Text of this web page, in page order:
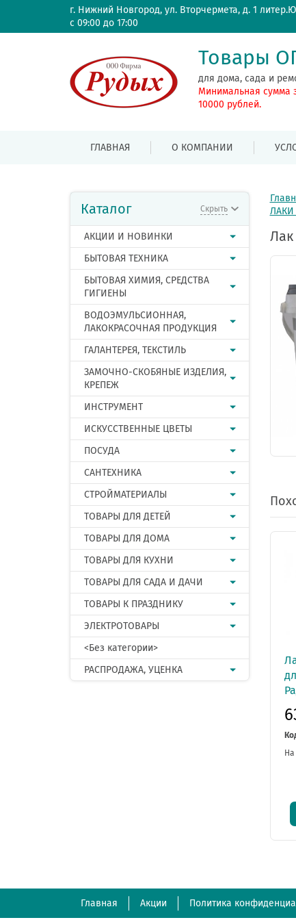
г. Нижний Новгород, ул. Вторчермета, д. 1 литер.Ю
с 09:00 до 17:00
Товары
для дома, сада и
Минимальная сумма
10000 рублей.
ГЛАВНАЯ О КОМПАНИИ
Каталог Скрыть
АКЦИИ И НОВИНКИ
БЫТОВАЯ ТЕХНИКА
БЫТОВАЯ ХИМИЯ, СРЕДСТВА
ГИГИЕНЫ
ВОДОЭМУЛЬСИОННАЯ,
ЛАКОКРАСОЧНАЯ ПРОДУКЦИЯ
ГАЛАНТЕРЕЯ, ТЕКСТИЛЬ
ЗАМОЧНО-СКОБЯНЫЕ ИЗДЕЛИЯ,
КРЕПЕЖ
ИНСТРУМЕНТ
ИСКУССТВЕННЫЕ ЦВЕТЫ
ПОСУДА
САНТЕХНИКА
СТРОЙМАТЕРИАЛЫ
ТОВАРЫ ДЛЯ ДЕТЕЙ
ТОВАРЫ ДЛЯ ДОМА
ТОВАРЫ ДЛЯ КУХНИ
ТОВАРЫ ДЛЯ САДА И ДАЧИ
ТОВАРЫ К ПРАЗДНИКУ
ЭЛЕКТРОТОВАРЫ
<Без категории>
РАСПРОДАЖА, УЦЕНКА
Лак
Главная Акции Политика